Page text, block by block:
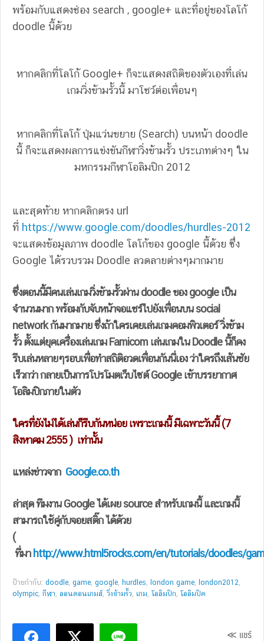
พร้อมกับแสดงช่อง search , google+ และที่อยู่ของโลโก้
doodle นี้ด้วย
หากคลิกที่โลโก้ Google+ ก็จะแสดงสถิติของตัวเองที่เล่น
เกมวิ่งข้ามรั้วนี้ มาโชว์ต่อเพื่อนๆ
หากคลิกที่โลโก้ ปุ่มแว่นขยาย (Search) บนหน้า doodle
นี้ ก็จะแสดงผลการแข่งขันกีฬาวิ่งข้ามรั้ว ประเภทต่างๆ ใน
มหกรรมกีฬาโอลิมปิก 2012
และสุดท้าย หากคลิกตรง url
ที่ https://www.google.com/doodles/hurdles-2012
จะแสดงข้อมูลภาพ doodle โลโก้ของ google นี้ด้วย ซึ่ง
Google ได้รวบรวม Doodle ลวดลายต่างๆมากมาย
ซึ่งตอนนี้มีคนเล่นเกมวิ่งข้ามรั้วผ่าน doodle ของ google เป็น
จำนวนมาก พร้อมกับจับหน้าจอแชร์ไปยังเพื่อนบน social
network กันมากมาย ซึ่งถ้าใครเคยเล่นเกมคอมพิวเตอร์ วิ่งข้าม
รั้ว ตั้งแต่ยุคเครื่องเล่นเกม Famicom เล่นเกมใน Doodle นี้ก็คง
รีบเล่นหลายๆรอบเพื่อทำสถิติอวดเพื่อนกันนี่เอง ว่าใครถึงเส้นชัย
เร็วกว่า กลายเป็นการโปรโมตเว็บไซต์ Google เข้าบรรยากาศ
โอลิมปิกภายในตัว
ใครที่ยังไม่ได้เล่นก็รีบกันหน่อย เพราะเกมนี้ มีเฉพาะวันนี้ (7
สิงหาคม 2555 ) เท่านั้น
แหล่งข่าวจาก Google.co.th
ล่าสุด ทีมงาน Google ได้เผย source สำหรับเกมนี้ และเกมนี้
สามารถใช้คู่กับจอยสติ๊ก ได้ด้วย
(
ที่มา http://www.html5rocks.com/en/tutorials/doodles/
ป้ายกำกับ: doodle, game, google, hurdles, london game, london2012,
olympic, กีฬา, ลอนดอนเกมส์,วิ่งข้ามรั้ว, เกม, โอลิมปิก, โอลิมปิค
≪ แชร์